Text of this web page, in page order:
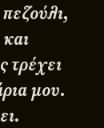
τρέχει
μου.